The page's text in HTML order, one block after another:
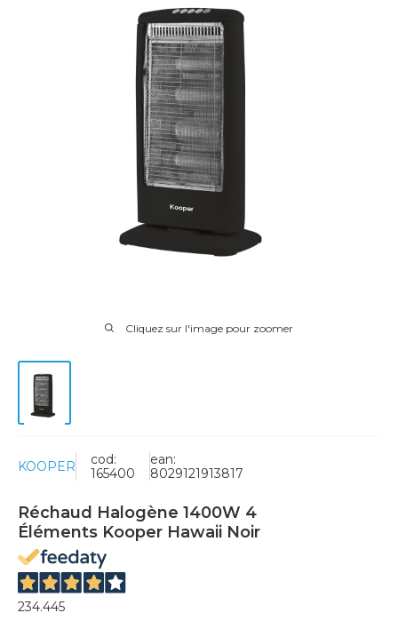
Cliquez sur l'image pour zoomer
KOOPER
cod:
165400
ean:
8029121913817
Réchaud Halogène 1400W 4
Éléments Kooper Hawaii Noir
234.445